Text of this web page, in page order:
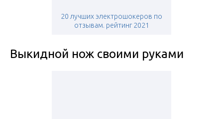
20 лучших электрошокеров по
отзывам. рейтинг 2021
Выкидной нож своими руками